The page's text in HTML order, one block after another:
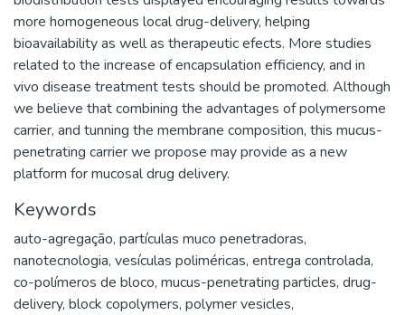
more homogeneous local drug-delivery, helping
bioavailability as well as therapeutic efects. More studies
related to the increase of encapsulation efficiency, and in
vivo disease treatment tests should be promoted. Although
we believe that combining the advantages of polymersome
carrier, and tunning the membrane composition, this mucus-
penetrating carrier we propose may provide as a new
platform for mucosal drug delivery.
Keywords
auto-agregação, partículas muco penetradoras,
nanotecnologia, vesículas poliméricas, entrega controlada,
co-polímeros de bloco, mucus-penetrating particles, drug-
delivery, block copolymers, polymer vesicles,